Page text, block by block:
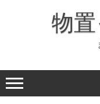
ッ
プ
物